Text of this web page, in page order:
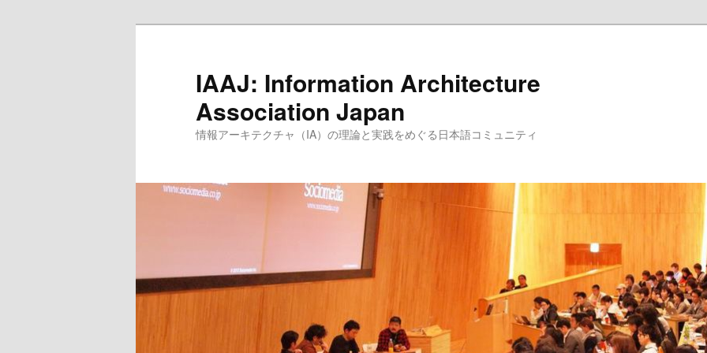
IAAJ: Information Architecture
Association Japan
情報アーキテクチャ（IA）の理論と実践をめぐる日本語コミュニティ